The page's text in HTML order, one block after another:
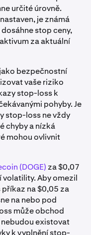
určité úrovně.
je známá
stop ceny,
za aktuální
bezpečnostní
vaše riziko
stop-loss k
pohyby. Je
stop-loss ne vždy
chyby a nízká
mohou ovlivnit
(DOGE) za $0,07
volatility. Aby omezil
na $0,05 za
na nebo pod
může obchod
existovat
k vyplnění stop-